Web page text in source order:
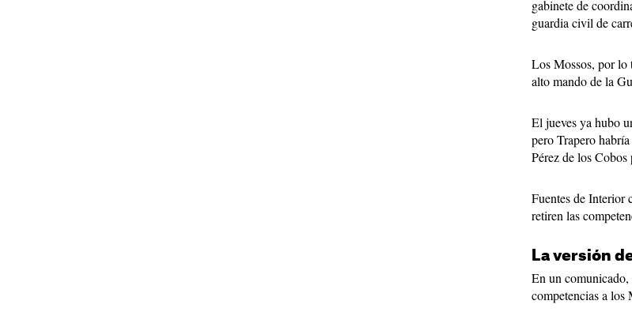
gabinete de
guardia civil de
Los Mossos, por lo
alto mando de la
El jueves ya hubo
pero Trapero
Pérez de los Cobos
Fuentes de Interior
retiren las
La versión
En un
competencias a los